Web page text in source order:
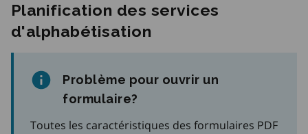
Planification des services
d'alphabétisation
Problème pour ouvrir un
formulaire?
Toutes les caractéristiques des formulaires PDF